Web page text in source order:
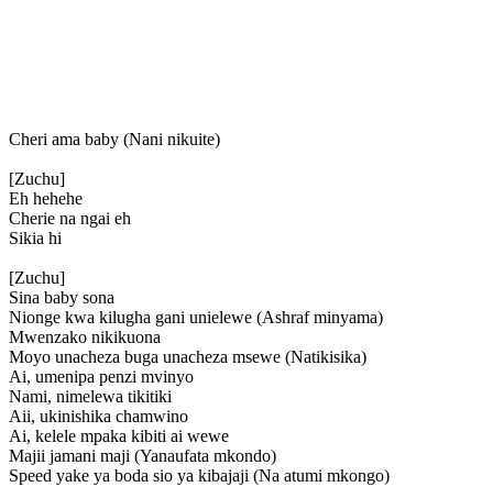
Cheri ama baby (Nani nikuite)
[Zuchu]
Eh hehehe
Cherie na ngai eh
Sikia hi
[Zuchu]
Sina baby sona
Nionge kwa kilugha gani unielewe (Ashraf minyama)
Mwenzako nikikuona
Moyo unacheza buga unacheza msewe (Natikisika)
Ai, umenipa penzi mvinyo
Nami, nimelewa tikitiki
Aii, ukinishika chamwino
Ai, kelele mpaka kibiti ai wewe
Majii jamani maji (Yanaufata mkondo)
Speed yake ya boda sio ya kibajaji (Na atumi mkongo)